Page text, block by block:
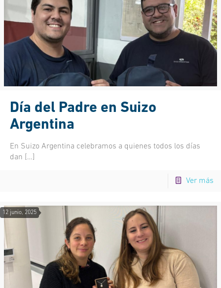
Día del Padre en Suizo
Argentina
En Suizo Argentina celebramos a quienes todos los días
dan […]
Ver más
12 junio, 2025